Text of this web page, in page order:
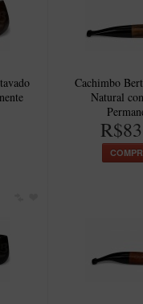
Cachimbo
Natural